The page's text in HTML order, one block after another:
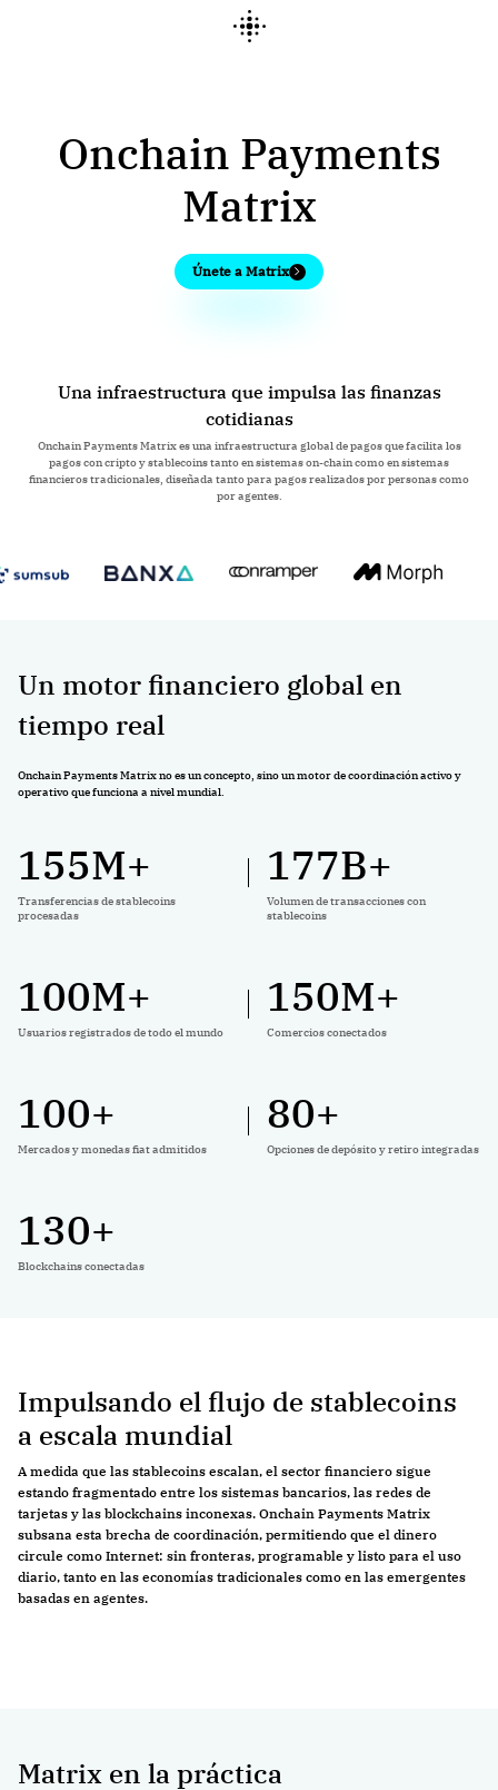
Onchain Payments
Matrix
Únete a Matrix
Una infraestructura que impulsa las finanzas
cotidianas
Onchain Payments Matrix es una infraestructura global de pagos que facilita los
pagos con cripto y stablecoins tanto en sistemas on-chain como en sistemas
financieros tradicionales, diseñada tanto para pagos realizados por personas como
por agentes.
Un motor financiero global en
tiempo real
Onchain Payments Matrix no es un concepto, sino un motor de coordinación activo y
operativo que funciona a nivel mundial.
155M+
Transferencias de stablecoins
procesadas
177B+
Volumen de transacciones con
stablecoins
100M+
Usuarios registrados de todo el mundo
150M+
Comercios conectados
100+
Mercados y monedas fiat admitidos
80+
Opciones de depósito y retiro integradas
130+
Blockchains conectadas
Impulsando el flujo de stablecoins
a escala mundial
A medida que las stablecoins escalan, el sector financiero sigue
estando fragmentado entre los sistemas bancarios, las redes de
tarjetas y las blockchains inconexas. Onchain Payments Matrix
subsana esta brecha de coordinación, permitiendo que el dinero
circule como Internet: sin fronteras, programable y listo para el uso
diario, tanto en las economías tradicionales como en las emergentes
basadas en agentes.
Matrix en la práctica